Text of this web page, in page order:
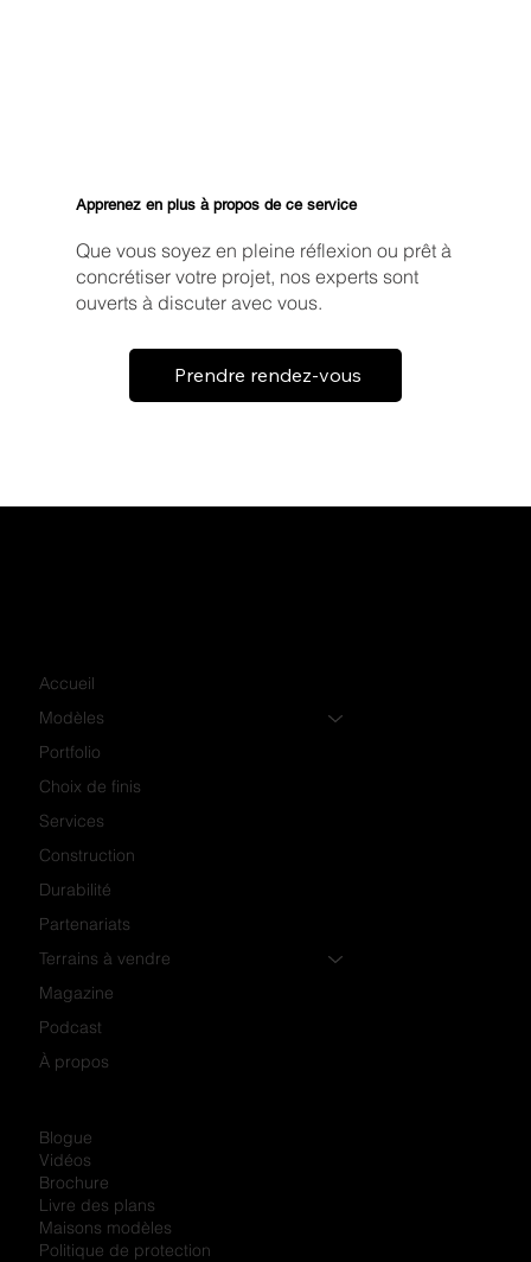
Apprenez en plus à propos de ce service
Que vous soyez en pleine réflexion ou prêt à
concrétiser votre projet, nos experts sont
ouverts à discuter avec vous.
Prendre rendez-vous
Accueil
Modèles
Portfolio
Choix de finis
Services
Construction
Durabilité
Partenariats
Terrains à vendre
Magazine
Podcast
À propos
Blogue
Vidéos
Brochure
Livre des plans
Maisons modèles
Politique de protection